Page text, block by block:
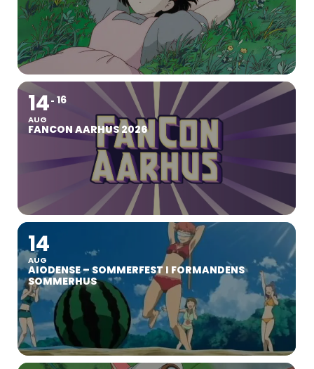
14
AUG
16
FANCON AARHUS 2026
14
AUG
AIODENSE – SOMMERFEST I FORMANDENS
SOMMERHUS